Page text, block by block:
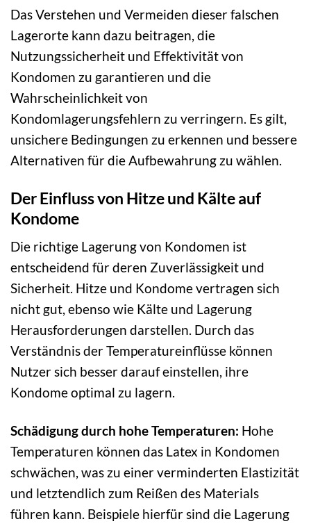
Das Verstehen und Vermeiden dieser falschen
Lagerorte kann dazu beitragen, die
Nutzungssicherheit und Effektivität von
Kondomen zu garantieren und die
Wahrscheinlichkeit von
Kondomlagerungsfehlern zu verringern. Es gilt,
unsichere Bedingungen zu erkennen und bessere
Alternativen für die Aufbewahrung zu wählen.
Der Einfluss von Hitze und Kälte auf
Kondome
Die richtige Lagerung von Kondomen ist
entscheidend für deren Zuverlässigkeit und
Sicherheit. Hitze und Kondome vertragen sich
nicht gut, ebenso wie Kälte und Lagerung
Herausforderungen darstellen. Durch das
Verständnis der Temperatureinflüsse können
Nutzer sich besser darauf einstellen, ihre
Kondome optimal zu lagern.
Schädigung durch hohe Temperaturen: Hohe
Temperaturen können das Latex in Kondomen
schwächen, was zu einer verminderten Elastizität
und letztendlich zum Reißen des Materials
führen kann. Beispiele hierfür sind die Lagerung